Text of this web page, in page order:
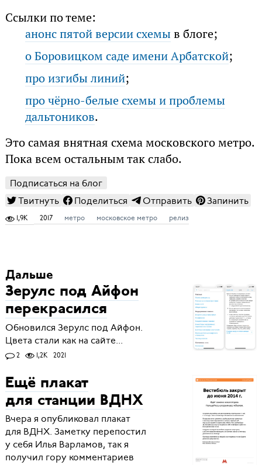
Ссылки по теме:
анонс пятой версии схемы в блоге;
о Боровицком саде имени Арбатской;
про изгибы линий;
про чёрно-белые схемы и проблемы
дальтоников.
Это самая внятная схема московского метро.
Пока всем остальным так слабо.
Подписаться на блог
Твитнуть
Поделиться Отправить Запинить
1,9K 2017 метро московское метро релиз
Дальше
Зерулс под Айфон
перекрасился
Обновился Зерулс под Айфон.
Цвета стали как на сайте...
2 1,2K 2021
Ещё плакат
для станции ВДНХ
Вчера я опубликовал плакат
для ВДНХ. Заметку перепостил
у себя Илья Варламов, так я
получил гору комментариев